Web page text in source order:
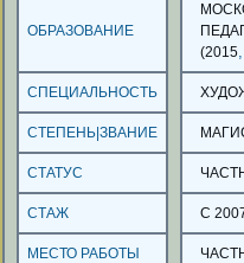
ОБРАЗОВАНИЕ
(2015,
СПЕЦИАЛЬНОСТЬ
СТЕПЕНЬ|ЗВАНИЕ
СТАТУС
СТАЖ С
МЕСТО РАБОТЫ